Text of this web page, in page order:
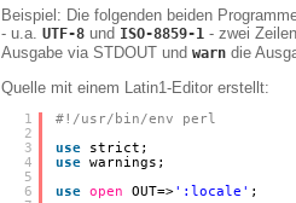
Beispiel: Die folgenden beiden
- u.a. UTF-8 und ISO-8859-1 - zwei
Ausgabe via STDOUT und warn die
Quelle mit einem Latin1-Editor erstellt:
1
2
3
4
5
6
#!/usr/bin/env perl
use
strict;
use warnings;
use open OUT=>':locale' ;